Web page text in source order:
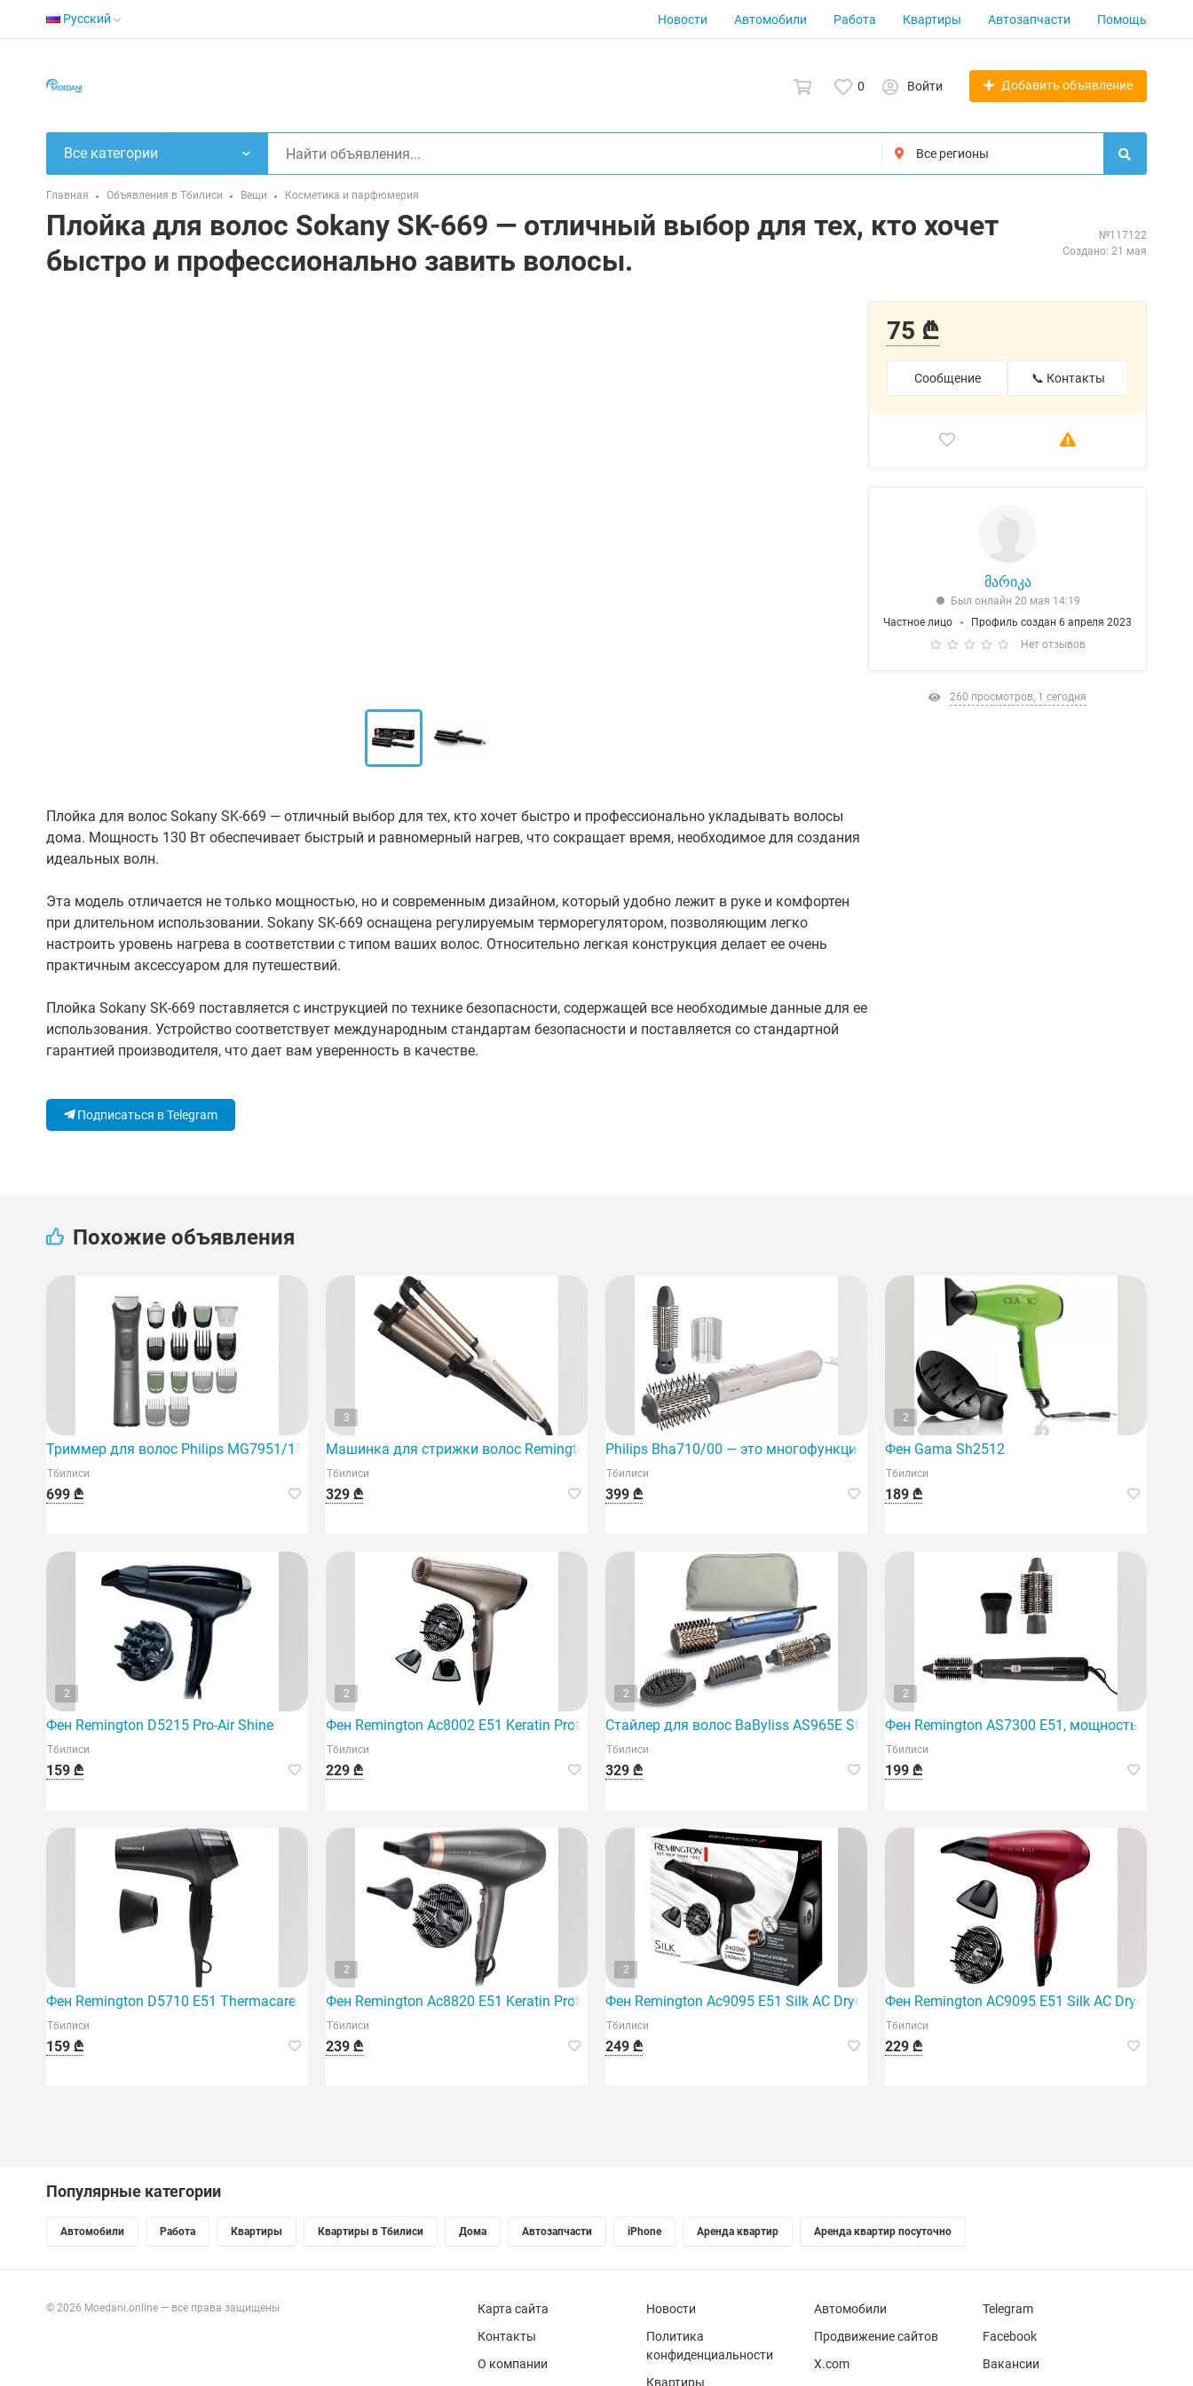
Русский Новости Автомобили Работа Квартиры Автозапчасти Помощь
0 Войти Добавить объявление
Все категории
Главная Объявления в Тбилиси Вещи Косметика и парфюмерия
Плойка для волос Sokany SK-669 — отличный выбор для тех, кто хочет
быстро и профессионально завить волосы.
№117122
Создано: 21 мая
Плойка для волос Sokany SK-669 — отличный выбор для тех, кто хочет быстро и профессионально укладывать волосы
дома. Мощность 130 Вт обеспечивает быстрый и равномерный нагрев, что сокращает время, необходимое для создания
идеальных волн.
Эта модель отличается не только мощностью, но и современным дизайном, который удобно лежит в руке и комфортен
при длительном использовании. Sokany SK-669 оснащена регулируемым терморегулятором, позволяющим легко
настроить уровень нагрева в соответствии с типом ваших волос. Относительно легкая конструкция делает ее очень
практичным аксессуаром для путешествий.
Плойка Sokany SK-669 поставляется с инструкцией по технике безопасности, содержащей все необходимые данные для ее
использования. Устройство соответствует международным стандартам безопасности и поставляется со стандартной
гарантией производителя, что дает вам уверенность в качестве.
Подписаться в Telegram
75 ₾
Сообщение 📞 Контакты
მარიკა
Был онлайн 20 мая 14:19
Частное лицо
Профиль создан 6 апреля 2023
Нет отзывов
260 просмотров, 1 сегодня
Похожие объявления
Триммер для волос Philips MG7951/15
Тбилиси
699 ₾
3
Машинка для стрижки волос Remington Ci91Aw
Тбилиси
329 ₾
Philips Bha710/00 — это многофункциональный стайлер для волос, позволяющий
Тбилиси
399 ₾
2
Фен Gama Sh2512
Тбилиси
189 ₾
2
Фен Remington D5215 Pro-Air Shine
Тбилиси
159 ₾
2
Фен Remington Ac8002 E51 Keratin Protect Dryer
Тбилиси
229 ₾
2
Стайлер для волос BaByliss AS965E Style Pro 1000, 1000 Вт, для укладки волос.
Тбилиси
329 ₾
2
Фен Remington AS7300 E51, мощность 800
Тбилиси
199 ₾
Фен Remington D5710 E51 Thermacare PRO 2200
Тбилиси
159 ₾
2
Фен Remington Ac8820 E51 Keratin Protect Dryer 2200
Тбилиси
239 ₾
2
Фен Remington Ac9095 E51 Silk AC Dryer — это профессиональный фен для волос.
Тбилиси
249 ₾
Фен Remington AC9095 E51 Silk AC Dryer
Тбилиси
229 ₾
Популярные категории
Автомобили Работа Квартиры Квартиры в Тбилиси Дома Автозапчасти iPhone Аренда квартир Аренда квартир посуточно
© 2026 Moedani.online — все права защищены
Карта сайта
Контакты
О компании
Новости
Политика
конфиденциальности
Квартиры
Автомобили
Продвижение сайтов
X.com
Telegram
Facebook
Вакансии